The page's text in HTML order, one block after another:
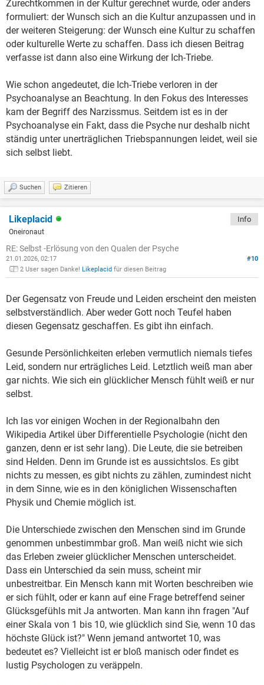
Zurechtkommen in der Kultur gerechnet wurde, oder anders
formuliert: der Wunsch sich an die Kultur anzupassen und in
der weiteren Steigerung: der Wunsch eine Kultur zu schaffen
oder kulturelle Werte zu schaffen. Dass ich diesen Beitrag
verfasse ist dann also eine Wirkung der Ich-Triebe.
Wie schon angedeutet, die Ich-Triebe verloren in der
Psychoanalyse an Beachtung. In den Fokus des Interesses
kam der Begriff des Narzissmus. Seitdem ist es in der
Psychoanalyse ein Fakt, dass die Psyche nur deshalb nicht
ständig unter unerträglichen Triebspannungen leidet, weil sie
sich selbst liebt.
Suchen Zitieren
Likeplacid
Oneironaut
Info
RE: Selbst -Erlösung von den Qualen der Psyche
#10
21.01.2026, 02:17
2 User sagen Danke! Likeplacid für diesen Beitrag
Der Gegensatz von Freude und Leiden erscheint den meisten
selbstverständlich. Aber weder Gott noch Teufel haben
diesen Gegensatz geschaffen. Es gibt ihn einfach.
Gesunde Persönlichkeiten erleben vermutlich niemals tiefes
Leid, sondern nur erträgliches Leid. Letztlich weiß man aber
gar nichts. Wie sich ein glücklicher Mensch fühlt weiß er nur
selbst.
Ich las vor einigen Wochen in der Regionalbahn den
Wikipedia Artikel über Differentielle Psychologie (nicht den
ganzen, denn er ist sehr lang). Die Leute, die sie betreiben
sind Helden. Denn im Grunde ist es aussichtslos. Es gibt
nichts zu messen, es gibt nichts zu zählen, zumindest nicht
in dem Sinne, wie es in den königlichen Wissenschaften
Physik und Chemie möglich ist.
Die Unterschiede zwischen den Menschen sind im Grunde
genommen unbestimmbar groß. Man weiß nicht wie sich
das Erleben zweier glücklicher Menschen unterscheidet.
Dass ein Unterschied da sein muss, scheint mir
unbestreitbar. Ein Mensch kann mit Worten beschreiben wie
er sich fühlt, oder er kann auf eine Frage betreffend seiner
Glücksgefühls mit Ja antworten. Man kann ihn fragen "Auf
einer Skala von 1 bis 10, wie glücklich sind Sie, wenn 10 das
höchste Glück ist?" Wenn jemand antwortet 10, was
bedeutet es? Vielleicht ist er bloß manisch oder findet es
lustig Psychologen zu veräppeln.